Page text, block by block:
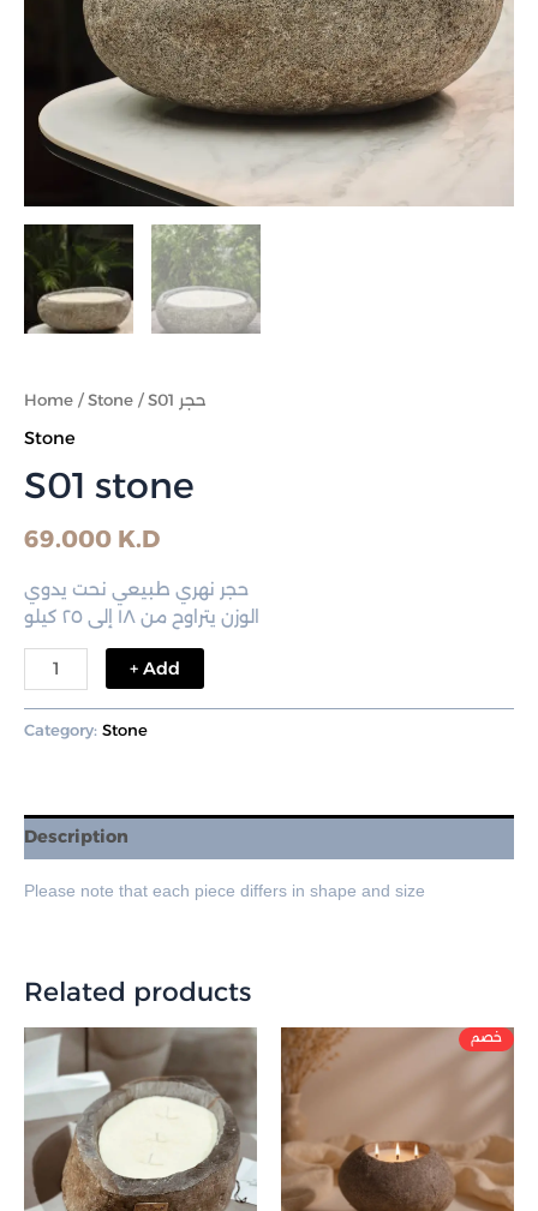
Home /Stone / S01 حجر
Stone
S01 stone
69.000 K.D
حجر نهري طبيعي نحت يدوي
الوزن يتراوح من ١٨ إلى ٢٥ كيلو
+ Add
Category: Stone
Description
Please note that each piece differs in shape and size
Related products
Original
price
is: